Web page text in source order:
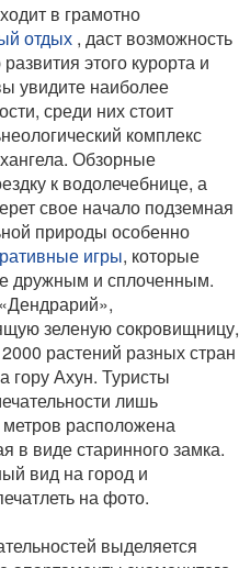
в грамотно
отдых , даст возможность
этого курорта и
увидите наиболее
среди них стоит
комплекс
Обзорные
к водолечебнице, а
свое начало подземная
природы особенно
игры, которые
дружным и сплоченным.
зеленую сокровищницу,
растений разных стран
гору Ахун. Туристы
лишь
расположена
в виде старинного замка.
вид на город и
на фото.
выделяется